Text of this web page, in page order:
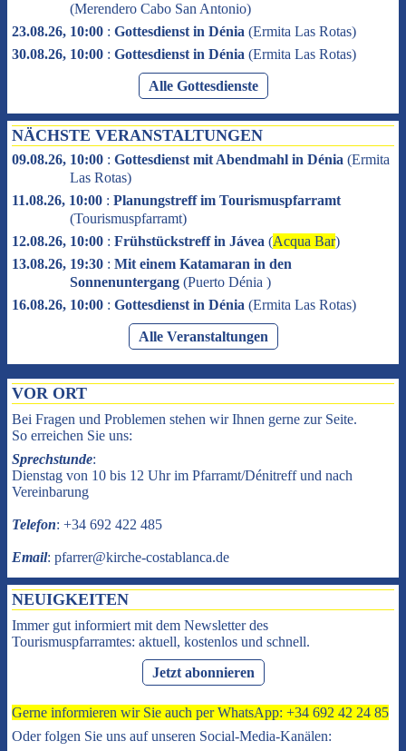
(Merendero Cabo San Antonio)
23.08.26, 10:00 : Gottesdienst in Dénia (Ermita Las Rotas)
30.08.26, 10:00 : Gottesdienst in Dénia (Ermita Las Rotas)
Alle Gottesdienste
NÄCHSTE VERANSTALTUNGEN
09.08.26, 10:00 : Gottesdienst mit Abendmahl in Dénia (Ermita
Las Rotas)
11.08.26, 10:00 : Planungstreff im Tourismuspfarramt
(Tourismuspfarramt)
12.08.26, 10:00 : Frühstückstreff in Jávea (Acqua Bar)
13.08.26, 19:30 : Mit einem Katamaran in den
Sonnenuntergang (Puerto Dénia )
16.08.26, 10:00 : Gottesdienst in Dénia (Ermita Las Rotas)
Alle Veranstaltungen
VOR ORT
Bei Fragen und Problemen stehen wir Ihnen gerne zur Seite.
So erreichen Sie uns:
Sprechstunde:
Dienstag von 10 bis 12 Uhr im Pfarramt/Dénitreff und nach
Vereinbarung
Telefon: +34 692 422 485
Email: pfarrer@kirche-costablanca.de
NEUIGKEITEN
Immer gut informiert mit dem Newsletter des
Tourismuspfarramtes: aktuell, kostenlos und schnell.
Jetzt abonnieren
Gerne informieren wir Sie auch per WhatsApp: +34 692 42 24 85
Oder folgen Sie uns auf unseren Social-Media-Kanälen: